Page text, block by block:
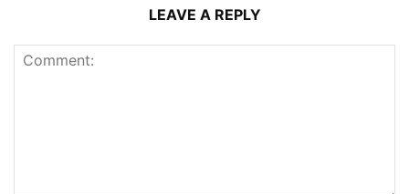
LEAVE A REPLY